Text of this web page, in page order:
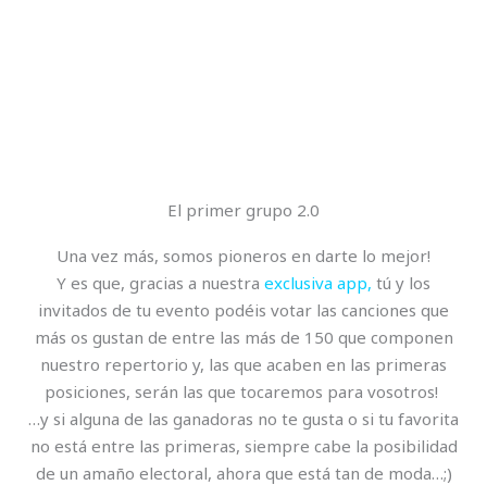
El primer grupo 2.0
Una vez más, somos pioneros en darte lo mejor!
Y es que, gracias a nuestra exclusiva app, tú y los
invitados de tu evento podéis votar las canciones que
más os gustan de entre las más de 150 que componen
nuestro repertorio y, las que acaben en las primeras
posiciones, serán las que tocaremos para vosotros!
…y si alguna de las ganadoras no te gusta o si tu favorita
no está entre las primeras, siempre cabe la posibilidad
de un amaño electoral, ahora que está tan de moda…;)